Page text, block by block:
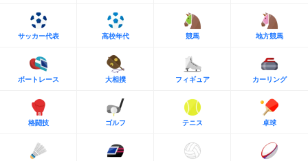
サッカー代表 高校年代 競馬 地方競馬
ボートレース 大相撲 フィギュア カーリング
格闘技 ゴルフ テニス 卓球